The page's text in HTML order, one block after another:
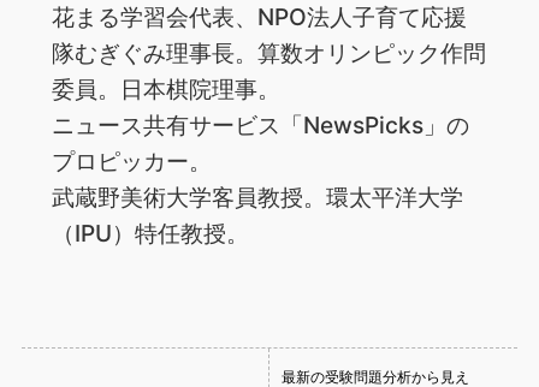
花まる学習会代表、NPO法人子育て応援
隊むぎぐみ理事長。算数オリンピック作問
委員。日本棋院理事。
ニュース共有サービス「NewsPicks」の
プロピッカー。
武蔵野美術大学客員教授。環太平洋大学
（IPU）特任教授。
最新の受験問題分析から見え